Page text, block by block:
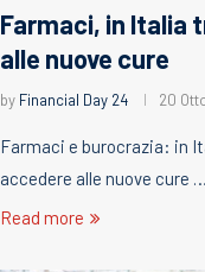
Farmaci, in Italia
alle nuove cure
by Financial Day 24 20
Farmaci e burocrazia: in
accedere alle nuove cure …
Read more